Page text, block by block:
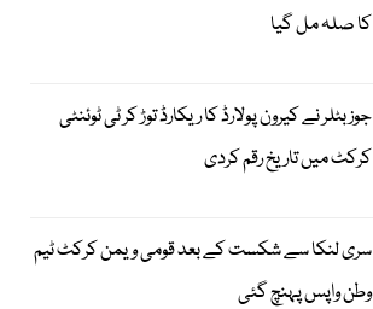
کا صلہ مل گیا
جوز بٹلر نے کیرون پولارڈ کا ریکارڈ توڑ کر ٹی ٹوئنٹی
کرکٹ میں تاریخ رقم کردی
سری لنکا سے شکست کے بعد قومی ویمن کرکٹ ٹیم
وطن واپس پہنچ گئی